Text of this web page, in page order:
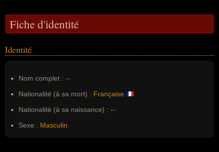
Fiche d'identité
Identité
Nom complet : --
Nationalité (à sa mort) : Française
Nationalité (à sa naissance) : --
Sexe : Masculin